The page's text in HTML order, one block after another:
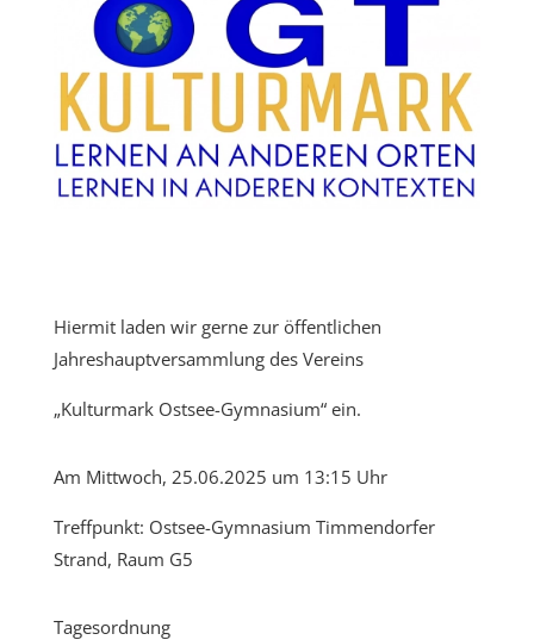
Hiermit laden wir gerne zur öffentlichen
Jahreshauptversammlung des Vereins
„Kulturmark Ostsee-Gymnasium“ ein.
Am Mittwoch, 25.06.2025 um 13:15 Uhr
Treffpunkt: Ostsee-Gymnasium Timmendorfer
Strand, Raum G5
Tagesordnung